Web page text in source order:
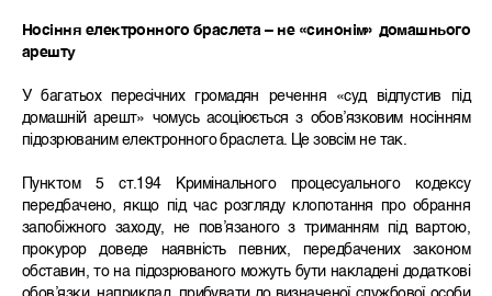
Носіння електронного браслета – не «синонім» домашнього
арешту
У багатьох пересічних громадян речення «суд відпустив під
домашній арешт» чомусь асоціюється з обов’язковим носінням
підозрюваним електронного браслета. Це зовсім не так.
Пунктом 5 ст.194 Кримінального процесуального кодексу
передбачено, якщо під час розгляду клопотання про обрання
запобіжного заходу, не пов’язаного з триманням під вартою,
прокурор доведе наявність певних, передбачених законом
обставин, то на підозрюваного можуть бути накладені додаткові